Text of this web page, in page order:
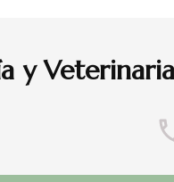
y Veterinaria